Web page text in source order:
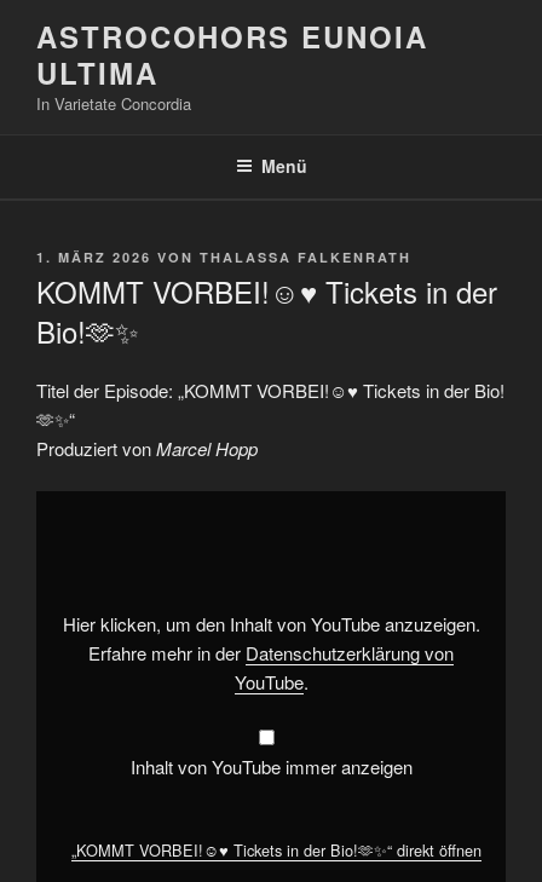
Inhalt
springen
ASTROCOHORS EUNOIA
ULTIMA
In Varietate Concordia
Menü
VERÖFFENTLICHT
1. MÄRZ 2026 VON THALASSA FALKENRATH
KOMMT VORBEI!☺️♥️ Tickets in der
Bio!🫶✨
Titel der Episode: „KOMMT VORBEI!☺️♥️ Tickets in der Bio!
🫶✨“
Produziert vonMarcel Hopp
„KOMMT
Bio!Hier klicken, um den Inhalt von YouTube anzuzeigen.
Erfahre mehr in der Datenschutzerklärung von
YouTube.
Inhalt von YouTube immer anzeigen
„KOMMT VORBEI!☺️♥️ Tickets in der Bio!🫶✨“ direkt öffnen